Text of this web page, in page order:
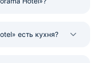
есть кухня?